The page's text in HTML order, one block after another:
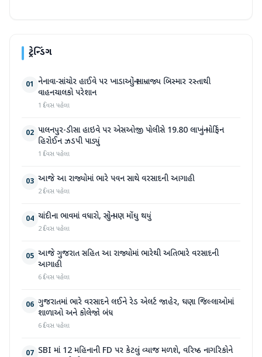
ટ્રેન્ડિંગ
01 નેનાવા-સાંચોર હાઈવે પર ખાડાઓનું સામ્રાજ્ય બિસ્માર રસ્તાથી
વાહનચાલકો પરેશાન
1 દિવસ પહેલા
02 પાલનપુર-ડીસા હાઇવે પર એસઓજી પોલીસે 19.80 લાખનું મોર્ફિન
હિરોઈન ઝડપી પાડ્યું
1 દિવસ પહેલા
03 આજે આ રાજ્યોમાં ભારે પવન સાથે વરસાદની આગાહી
2 દિવસ પહેલા
04 ચાંદીના ભાવમાં વધારો, સોનું પણ મોંઘુ થયું
2 દિવસ પહેલા
05 આજે ગુજરાત સહિત આ રાજ્યોમાં ભારેથી અતિભારે વરસાદની
આગાહી
6 દિવસ પહેલા
06 ગુજરાતમાં ભારે વરસાદને લઈને રેડ એલર્ટ જાહેર, ઘણા જિલ્લાઓમાં
શાળાઓ અને કોલેજો બંધ
6 દિવસ પહેલા
07 SBI માં 12 મહિનાની FD પર કેટલું વ્યાજ મળશે, વરિષ્ઠ નાગરિકોને